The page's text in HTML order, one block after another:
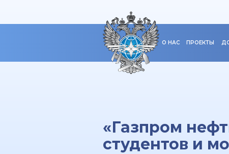
О НАС ПРОЕКТЫ
«Газпром
студентов и